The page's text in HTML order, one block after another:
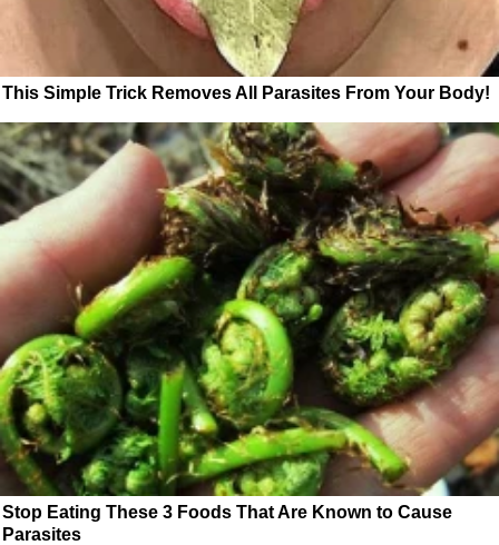
This Simple Trick Removes All Parasites From Your Body!
Stop Eating These 3 Foods That Are Known to Cause
Parasites